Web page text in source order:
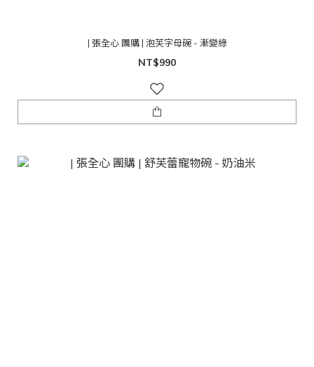
| 張全心 團購 | 泡芙字母碗 - 漸變綠
NT$990